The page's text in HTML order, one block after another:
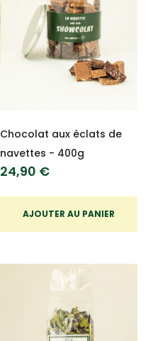
Chocolat aux éclats de
navettes - 400g
24,90 €
AJOUTER AU PANIER